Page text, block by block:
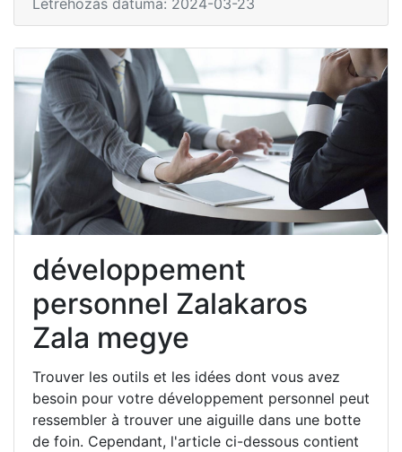
développement
personnel Zalakaros
Zala megye
Trouver les outils et les idées dont vous avez
besoin pour votre développement personnel peut
ressembler à trouver une aiguille dans une botte
de foin. Cependant, l'article ci-dessous contient